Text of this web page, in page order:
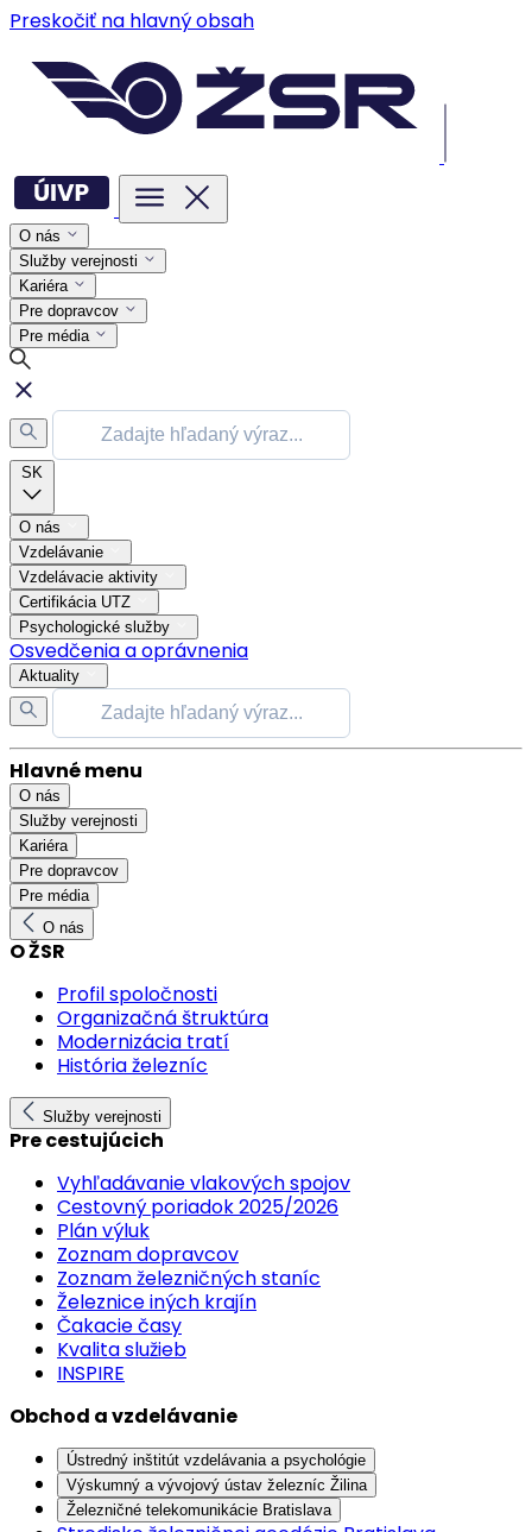
Preskočiť na hlavný obsah
O nás
Služby verejnosti
Kariéra
Pre dopravcov
Pre média
SK
O nás
Vzdelávanie
Vzdelávacie aktivity
Certifikácia UTZ
Psychologické služby
Osvedčenia a oprávnenia
Aktuality
Hlavné menu
O nás
Služby verejnosti
Kariéra
Pre dopravcov
Pre média
O nás
O ŽSR
Profil spoločnosti
Organizačná štruktúra
Modernizácia tratí
História železníc
Služby verejnosti
Pre cestujúcich
Vyhľadávanie vlakových spojov
Cestovný poriadok 2025/2026
Plán výluk
Zoznam dopravcov
Zoznam železničných staníc
Železnice iných krajín
Čakacie časy
Kvalita služieb
INSPIRE
Obchod a vzdelávanie
Ústredný inštitút vzdelávania a psychológie
Výskumný a vývojový ústav železníc Žilina
Železničné telekomunikácie Bratislava